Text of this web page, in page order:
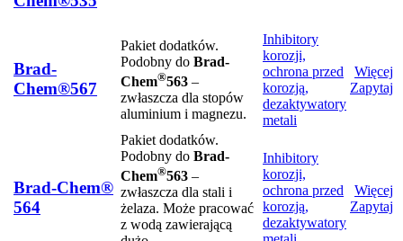
Brad-
Chem®567
Pakiet dodatków.
Podobny do Brad-
Chem®563 –
zwłaszcza dla stopów
aluminium i magnezu.
Inhibitory
korozji,
ochrona przed
korozją,
dezaktywatory
metali
Więcej
Zapytaj
Brad-Chem®
564
Pakiet dodatków.
Podobny do Brad-
Chem®563 –
zwłaszcza dla stali i
żelaza. Może pracować
z wodą zawierającą
Inhibitory
korozji,
ochrona przed
korozją,
dezaktywatory
Więcej
Zapytaj